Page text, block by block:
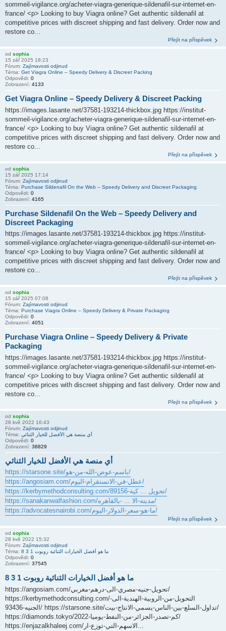
sommeil-vigilance.org/acheter-viagra-generique-sildenafil-sur-internet-en-
france/ <p> Looking to buy Viagra online? Get authentic sildenafil at
competitive prices with discreet shipping and fast delivery. Order now and
restore co...
Přejít na příspěvek
od sophia
15 zář 2025 18:23
Fórum: Zajímavosti odjinud
Téma: Get Viagra Online – Speedy Delivery & Discreet Packing
Odpovědi: 0
Zobrazení: 4133
Get Viagra Online – Speedy Delivery & Discreet Packing
https://images.lasante.net/37581-193214-thickbox.jpg https://institut-
sommeil-vigilance.org/acheter-viagra-generique-sildenafil-sur-internet-en-
france/ <p> Looking to buy Viagra online? Get authentic sildenafil at
competitive prices with discreet shipping and fast delivery. Order now and
restore co...
Přejít na příspěvek
od sophia
15 zář 2025 17:14
Fórum: Zajímavosti odjinud
Téma: Purchase Sildenafil On the Web – Speedy Delivery and Discreet Packaging
Odpovědi: 0
Zobrazení: 4165
Purchase Sildenafil On the Web – Speedy Delivery and
Discreet Packaging
https://images.lasante.net/37581-193214-thickbox.jpg https://institut-
sommeil-vigilance.org/acheter-viagra-generique-sildenafil-sur-internet-en-
france/ <p> Looking to buy Viagra online? Get authentic sildenafil at
competitive prices with discreet shipping and fast delivery. Order now and
restore co...
Přejít na příspěvek
od sophia
15 zář 2025 07:08
Fórum: Zajímavosti odjinud
Téma: Purchase Viagra Online – Speedy Delivery & Private Packaging
Odpovědi: 0
Zobrazení: 4051
Purchase Viagra Online – Speedy Delivery & Private
Packaging
https://images.lasante.net/37581-193214-thickbox.jpg https://institut-
sommeil-vigilance.org/acheter-viagra-generique-sildenafil-sur-internet-en-
france/ <p> Looking to buy Viagra online? Get authentic sildenafil at
competitive prices with discreet shipping and fast delivery. Order now and
restore co...
Přejít na příspěvek
od sophia
28 kvě 2022 16:43
Fórum: Zajímavosti odjinud
Téma: أي منصة هي الأفضل للخيار الثنائي
Odpovědi: 0
Zobrazení: 38829
أي منصة هي الأفضل للخيار الثنائي
https://starsone.site/باسم-عوض-الله-من-هو/
https://angosiam.com/عطل-في-الانستقرام-اليوم/
https://kerbymethodconsulting.com/تحويل ... كية-89156/
https://sanakanwalfashion.com/مدينه-الا ... -بالقاهره/
https://advocatesnairobi.com/ما-هو-سعر-الدولار-اليوم/
Přejít na příspěvek
od sophia
28 kvě 2022 15:32
Fórum: Zajímavosti odjinud
Téma:
ما هو أفضل الخيارات الثنائية روبوت 1 3 8
Odpovědi: 0
Zobrazení: 37545
ما هو أفضل الخيارات الثنائية روبوت 1 3 8
https://angosiam.com/تحويل-جنيه-مصري-الى-درهم-مغربي/
https://kerbymethodconsulting.com/التحويل-من-الروبية-الهندية-الى-
الجنيه-93436/ https://starsone.site/تداول-السلع-بين-الناس-يسمي-الانتاج-بيت/
https://diamonds.tokyo/كم-تصدر-الجزائر-من-النفط-يوميا-2022/